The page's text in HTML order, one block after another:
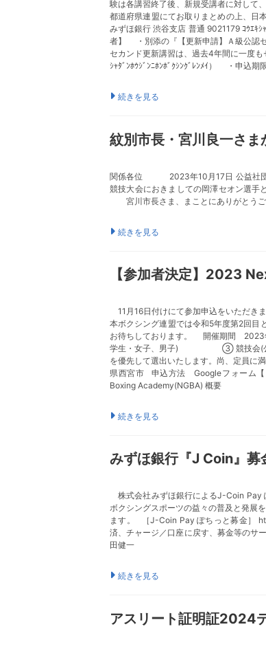
験は各講習終了後、新規受講者に対し
都道府県連盟にてお取りまとめの上、
みずほ銀行 渋谷支店 普通 9021179 ｺｳｴｷ
者】 ・別添の『【更新申請】Ａ級公認
セカンド更新講習は、過去4年間に一
ｼｬﾀﾞﾝﾎｳｼﾞﾝﾆﾎﾝﾎﾞｸｼﾝｸﾞﾚﾝﾒｲ） ・申込
続きを見る
紋別市長・宮川良一さ
関係各位 2023年10月17日 公益社団法
競技大会におきましての岡澤セオン選手
宮川市長さま、まことにありがとうご
続きを見る
【参加者決定】2023
11月16日付けにて参加申込をいただ
本ボクシング連盟では令和5年度第2回目
お待ちしております。 開催期間
学生・女子、男子) ③ 競技会(公
を優先して選出いたします。尚、定員
県西宮市 申込方法 Googleフォーム
Boxing Academy(NGBA) 概要
続きを見る
みずほ銀行『J Coin』募
株式会社みずほ銀行によるJ-Coin Pay
ボクシングスポーツの益々の普及と発展
ます。 ［J-Coin Pay ぽちっと募金］
済、チャージ／口座に戻す、募金等のサ
田健一
続きを見る
アスリート証明証2024